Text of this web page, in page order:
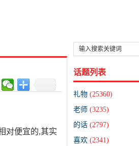
对便宜的,其实
话题列表
礼物 (25360)
老师 (3235)
的话 (2797)
喜欢 (2341)